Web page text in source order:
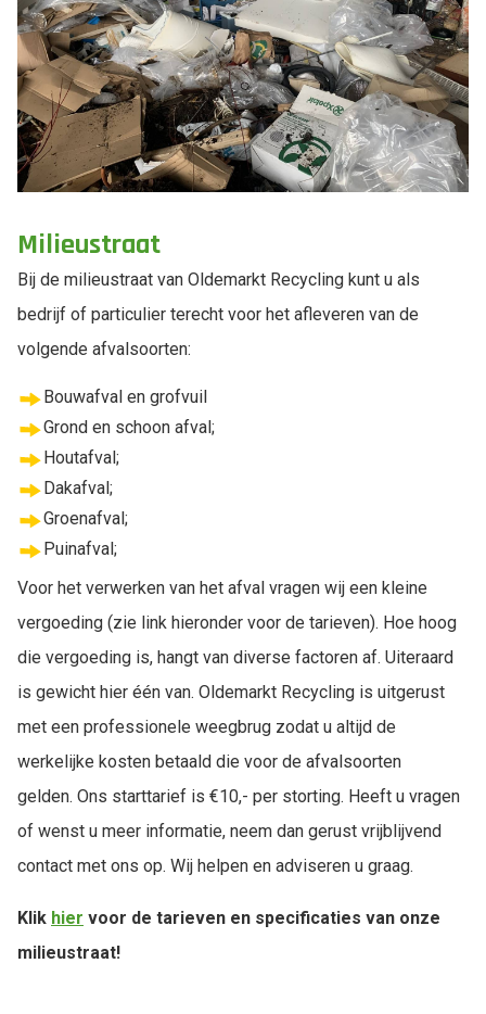
Milieustraat
Bij de milieustraat van Oldemarkt Recycling kunt u als
bedrijf of particulier terecht voor het afleveren van de
volgende afvalsoorten:
Bouwafval en grofvuil
Grond en schoon afval;
Houtafval;
Dakafval;
Groenafval;
Puinafval;
Voor het verwerken van het afval vragen wij een kleine
vergoeding (zie link hieronder voor de tarieven). Hoe hoog
die vergoeding is, hangt van diverse factoren af. Uiteraard
is gewicht hier één van. Oldemarkt Recycling is uitgerust
met een professionele weegbrug zodat u altijd de
werkelijke kosten betaald die voor de afvalsoorten
gelden. Ons starttarief is €10,- per storting. Heeft u vragen
of wenst u meer informatie, neem dan gerust vrijblijvend
contact met ons op. Wij helpen en adviseren u graag.
Klik hier voor de tarieven en specificaties van onze
milieustraat!